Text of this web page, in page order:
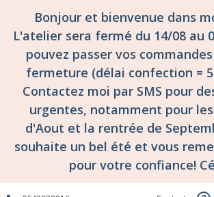
Bonjour et bienvenue dans
L'atelier sera fermé du 14/08 au
pouvez passer vos
fermeture (délai confection =
Contactez moi par SMS pour
urgentes, notamment pour
d'Aout et la rentrée de
souhaite un bel été et vous
pour votre confiance!